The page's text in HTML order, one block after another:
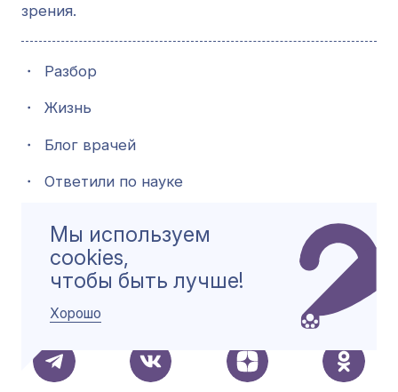
Мы используем
cookies,
чтобы быть лучше!
Хорошо
зрения.
・ Разбор
・ Жизнь
・ Блог врачей
・ Ответили по науке
Больше чем справочник
Подкасты